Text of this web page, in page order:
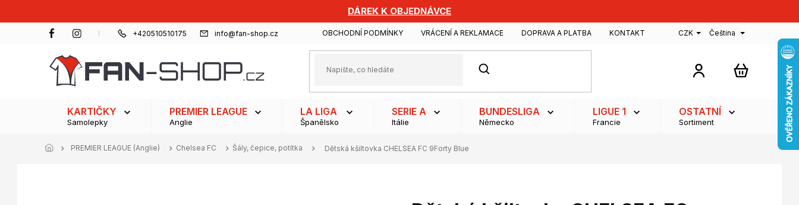
DÁREK K OBJEDNÁVCE
+420510510175 info@fan-shop.cz OBCHODNÍ PODMÍNKY VRÁCENÍ A REKLAMACE DOPRAVA A PLATBA KONTAKT CZK Čeština
HLEDAT
NÁKUPNÍ
KARTIČKY
Samolepky
PREMIER LEAGUE
Anglie
LA LIGA
Španělsko
SERIE A
Itálie
BUNDESLIGA
Německo
LIGUE 1
Francie
OSTATNÍ
Sortiment
PREMIER LEAGUE (Anglie) Chelsea FC Šály, čepice, potítka Dětská kšiltovka CHELSEA FC 9Forty Blue